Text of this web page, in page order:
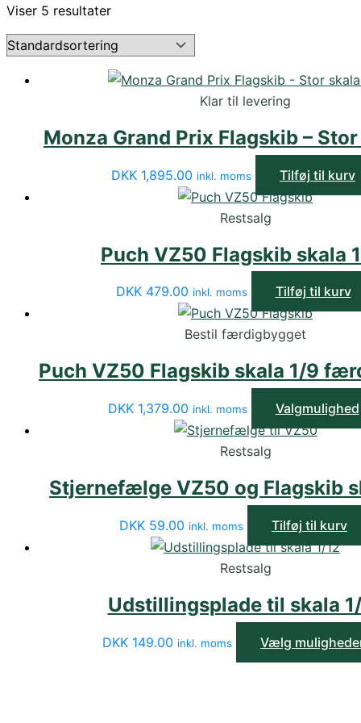
Viser 5 resultater
Klar til levering
Monza Grand Prix Flagskib –
DKK 1,895.00 inkl. moms Tilføj til kurv
Restsalg
Puch VZ50 Flagskib skala
DKK 479.00 inkl. moms Tilføj til kurv
Bestil færdigbygget
Puch VZ50 Flagskib skala 1/9
DKK 1,379.00 inkl. moms Valgmulighed
Restsalg
Stjernefælge VZ50 og Flagskib
DKK 59.00 inkl. moms Tilføj til kurv
Restsalg
Udstillingsplade til skala
DKK 149.00 inkl. moms Vælg